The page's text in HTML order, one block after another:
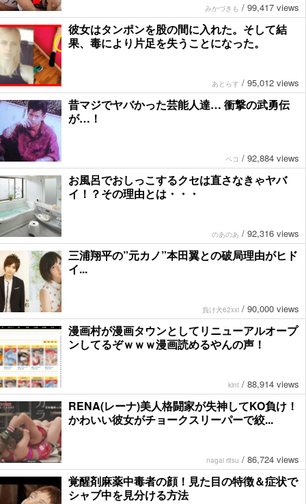
みかづきも / 99,417 views
彼女はタンポンを股の間に入れた。そして結
果、毒により片足を失うことになった。
あとらす / 95,012 views
昔マジでヤバかった芸能人達… 衝撃の武勇伝
が…！
ペコ / 92,884 views
お風呂でおしっこするクセは直さなきゃヤバ
イ！？その理由とは・・・
のあのあ / 92,316 views
三浦翔平の”元カノ”本田翼との破局理由がヒド
イ...
負け犬62xxi / 90,000 views
漫画村が漫画タウンとしてリニューアルオープ
ンしてるぞｗｗｗ漫画読めるやんの声！
kint / 88,914 views
RENA(レーナ)美人格闘家が失神してKO負け！
かわいい彼女がチョークスリーパーで絞...
nagai ritsu / 86,724 views
覚醒剤麻薬中毒者の顔！見た目の特徴＆症状で
シャブ中を見分ける方法